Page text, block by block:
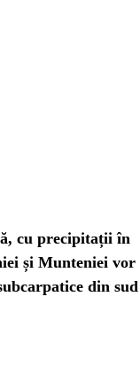
cu precipitații în
și Munteniei vor
din sud